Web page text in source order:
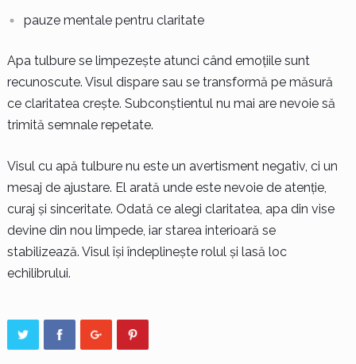
pauze mentale pentru claritate
Apa tulbure se limpezește atunci când emoțiile sunt
recunoscute. Visul dispare sau se transformă pe măsură
ce claritatea crește. Subconștientul nu mai are nevoie să
trimită semnale repetate.
Visul cu apă tulbure nu este un avertisment negativ, ci un
mesaj de ajustare. El arată unde este nevoie de atenție,
curaj și sinceritate. Odată ce alegi claritatea, apa din vise
devine din nou limpede, iar starea interioară se
stabilizează. Visul își îndeplinește rolul și lasă loc
echilibrului.